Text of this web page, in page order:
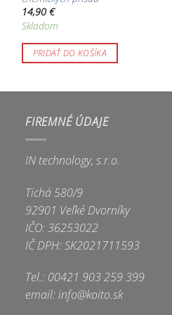
14,90 €
Skladom
PRIDAŤ DO KOŠÍKA
FIREMNÉ ÚDAJE
IN technology, s.r.o.
Tichá 580/9
92901 Veľké Dvorníky
IČO: 36253022
IČ DPH: SK2021711593
Tel.: 00421 903 259 399
email: info@koito.sk